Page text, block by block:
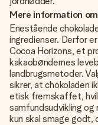
Mere information
Enestående
ingredienser. Derfor
Cocoa Horizons, et
kakaobøndernes
landbrugsmetoder.
sikrer, at chokoladen
etisk fremskaffet,
samfundsudvikling og
kun skal smage godt,